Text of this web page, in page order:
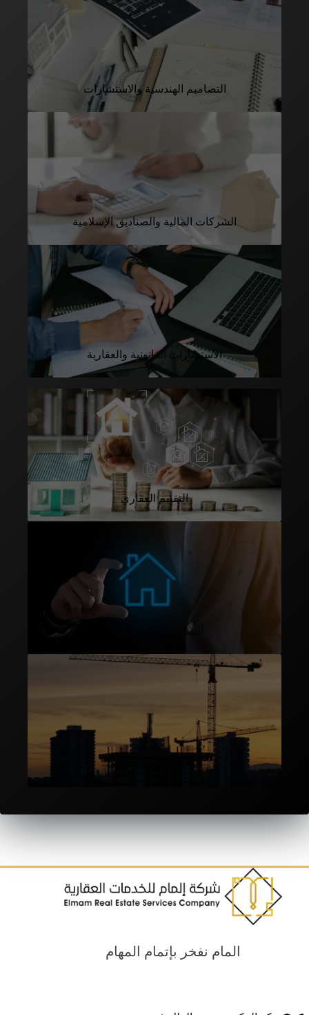
التصاميم الهندسية والاستشارات
الشركات المالية والصناديق الإسلامية
الاستشارات القانونية والعقارية
التقييم العقاري
التسجيل العيني للعقار
المقاولات والانشاءات
المام نفخر بإتمام المهام